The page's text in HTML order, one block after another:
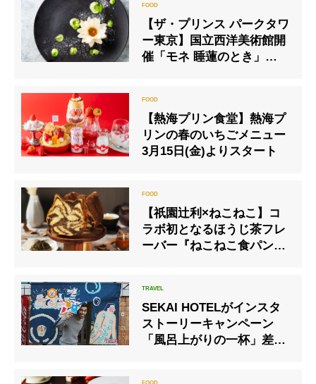
【ザ・プリンス パークタワ
ー東京】国立西洋美術館開
催「モネ 睡蓮のとき」コラ
【熱海プリン食堂】熱海プ
リンの春のいちごメニュー
3月15日(金)よりスタート
【祇園辻利×ねこねこ】コ
ラボ初となるほうじ茶フレ
ーバー『ねこねこ食パン ほ
SEKAI HOTELがインスタ
ストーリーキャンペーン
「風呂上がりの一杯」差し